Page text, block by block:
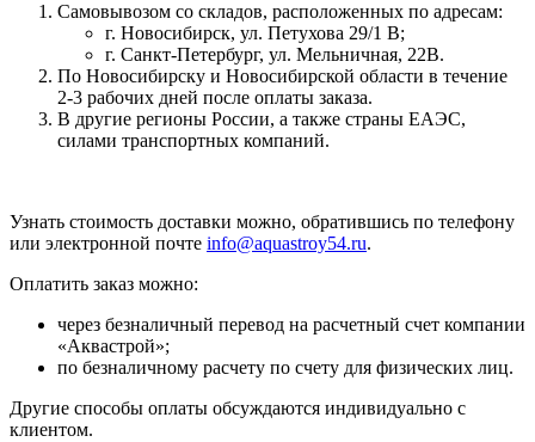
Самовывозом со складов, расположенных по адресам:
г. Новосибирск, ул. Петухова 29/1 В;
г. Санкт-Петербург, ул. Мельничная, 22В.
По Новосибирску и Новосибирской области в течение
2-3 рабочих дней после оплаты заказа.
В другие регионы России, а также страны ЕАЭС,
силами транспортных компаний.
Узнать стоимость доставки можно, обратившись по телефону
или электронной почте info@aquastroy54.ru.
Оплатить заказ можно:
через безналичный перевод на расчетный счет компании
«Аквастрой»;
по безналичному расчету по счету для физических лиц.
Другие способы оплаты обсуждаются индивидуально с
клиентом.